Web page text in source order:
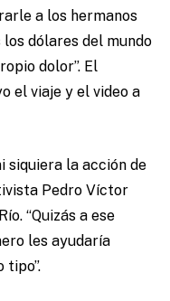
a los hermanos
dólares del mundo
dolor”. El
el viaje y el video a
siquiera la acción de
Pedro Víctor
“Quizás a ese
les ayudaría
tipo”.